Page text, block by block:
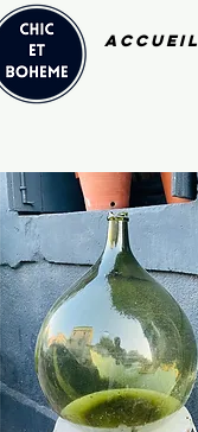
Accueil